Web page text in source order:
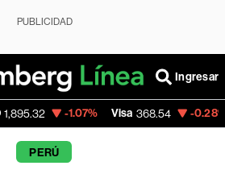
PUBLICIDAD
Ingresar
Visa 368.54 -0.28%
PERÚ